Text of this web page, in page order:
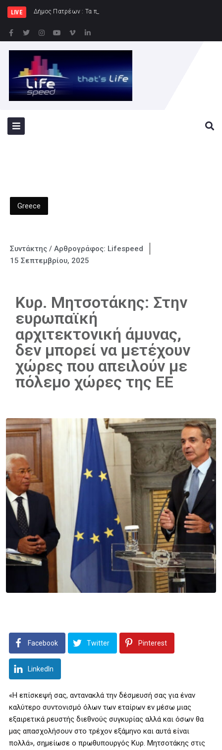
LIVE Δήμος Πατρέων : Τα παιδιά των Ημερήσιων Παι
Greece
Συντάκτης / Αρθρογράφος: Lifespeed
15 Σεπτεμβρίου, 2025
Κυρ. Μητσοτάκης: Στην
ευρωπαϊκή
αρχιτεκτονική άμυνας,
δεν μπορεί να μετέχουν
χώρες που απειλούν με
πόλεμο χώρες της ΕΕ
Facebook Twitter Pinterest
LinkedIn
«Η επίσκεψή σας, αντανακλά την δέσμευσή σας για έναν
καλύτερο συντονισμό όλων των εταίρων εν μέσω μιας
εξαιρετικά ρευστής διεθνούς συγκυρίας αλλά και όσων θα
μας απασχολήσουν στο τρέχον εξάμηνο και αυτά είναι
πολλά», σημείωσε ο πρωθυπουργός Kυρ. Μητσοτάκης στις